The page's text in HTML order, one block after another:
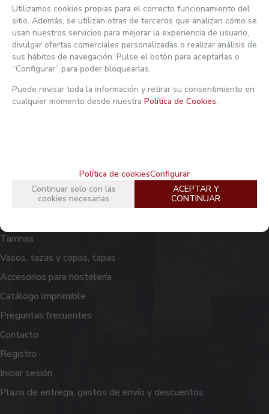
Ver mi actividad reciente
Bobinas
Bolsas de papel y de plástico
Cajas de papel y cartón
Cubiertos
Dispensadores y aparatos higiénicos
Embalajes
Láminas, bases y productos planos
Platos de papel y cartón, caña de azúcar y aluminio
Tarrinas
Vasos, tazas y copas, tapas
Accesorios para hostelería
Catálogo imprimible
Preguntas frecuentes
Contacto
Registro
Iniciar sesión
Plazo de entrega, gastos de envío y descuentos
Utilizamos cookies propias para el correcto funcionamiento del
sitio. Además, se utilizan otras de terceros que analizan cómo se
usan nuestros servicios para mejorar la experiencia de usuario,
divulgar ofertas comerciales personalizadas o realizar análisis de
sus hábitos de navegación. Pulse el botón para aceptarlas o
“Configurar” para poder bloquearlas.
Puede revisar toda la información y retirar su consentimiento en
cualquier momento desde nuestra Política de Cookies.
Política de cookiesConfigurar
Continuar solo con las
cookies necesarias
ACEPTAR Y
CONTINUAR